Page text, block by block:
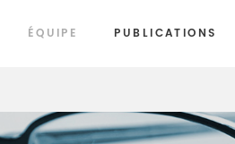
ÉQUIPE PUBLICATIONS